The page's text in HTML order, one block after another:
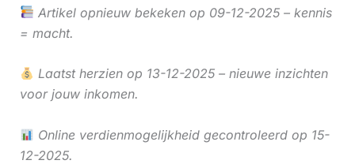
Artikel opnieuw bekeken op 09-12-2025 – kennis
= macht.
Laatst herzien op 13-12-2025 – nieuwe inzichten
voor jouw inkomen.
Online verdienmogelijkheid gecontroleerd op 15-
12-2025.